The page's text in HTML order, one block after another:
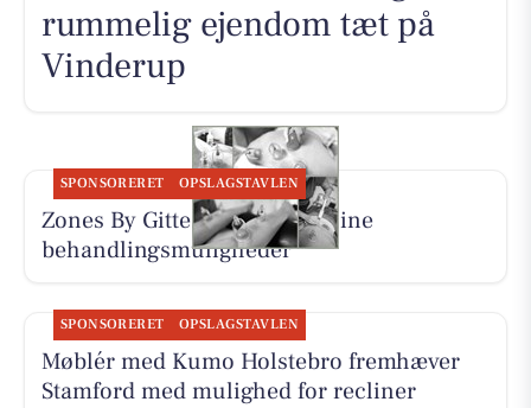
rummelig ejendom tæt på
Vinderup
SPONSORERET OPSLAGSTAVLEN
Zones By Gitte præsenterer sine
behandlingsmuligheder
SPONSORERET OPSLAGSTAVLEN
Møblér med Kumo Holstebro fremhæver
Stamford med mulighed for recliner